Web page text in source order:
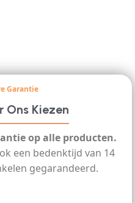
Garantie
Ons Kiezen
op alle producten.
een bedenktijd van 14
gegarandeerd.